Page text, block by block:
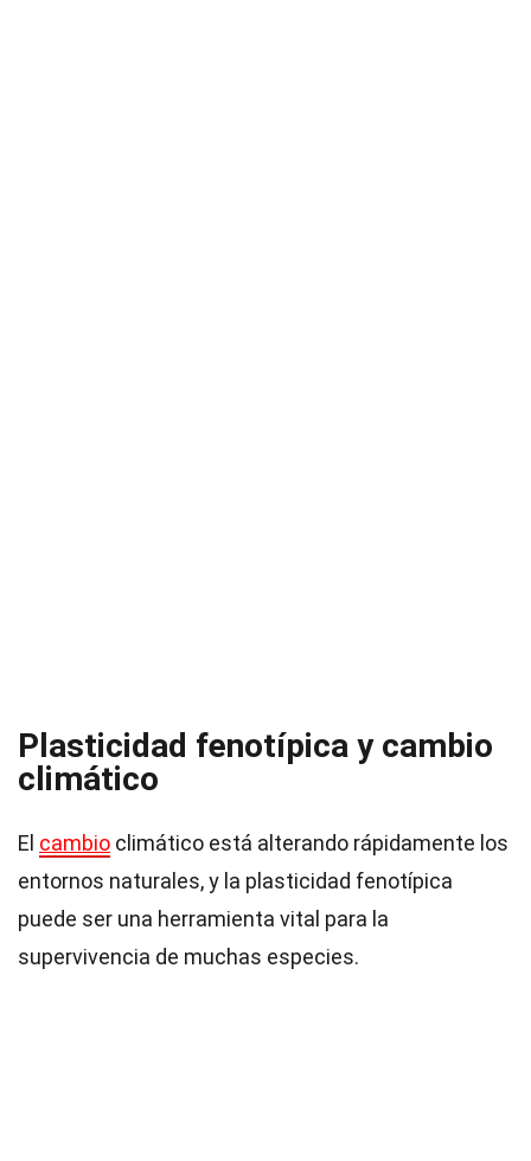
Plasticidad fenotípica y cambio
climático
El cambio climático está alterando rápidamente los
entornos naturales, y la plasticidad fenotípica
puede ser una herramienta vital para la
supervivencia de muchas especies.